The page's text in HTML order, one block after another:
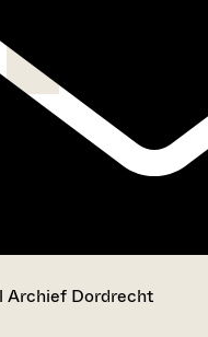
Archief Dordrecht